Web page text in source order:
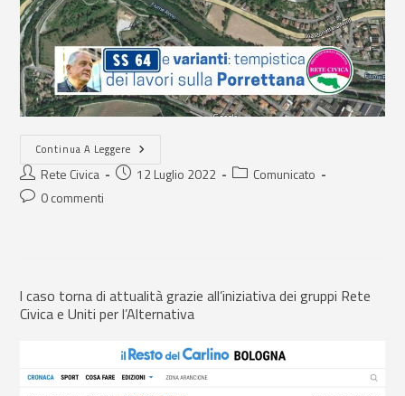
Continua A Leggere
Rete Civica 12 Luglio 2022
Comunicato
0 commenti
l caso torna di attualità grazie all’iniziativa dei gruppi Rete
Civica e Uniti per l’Alternativa